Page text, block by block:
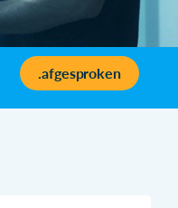
.afgesproken